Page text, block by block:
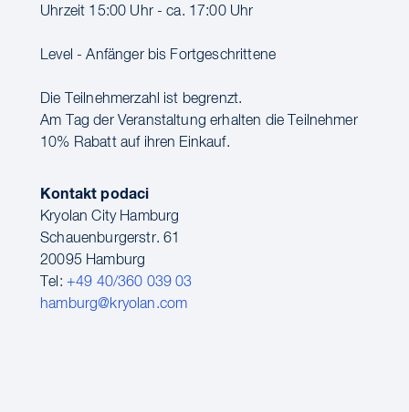
Uhrzeit 15:00 Uhr - ca. 17:00 Uhr
Level - Anfänger bis Fortgeschrittene
Die Teilnehmerzahl ist begrenzt.
Am Tag der Veranstaltung erhalten die Teilnehmer
10% Rabatt auf ihren Einkauf.
Kontakt podaci
Kryolan City Hamburg
Schauenburgerstr. 61
20095 Hamburg
Tel: +49 40/360 039 03
hamburg@kryolan.com